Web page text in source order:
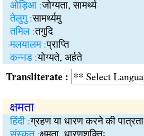
ओड़िआ :जोग्यता, सामर्थ्य
तेलुगु :सामर्थ्यमु
तमिल :तगुदि
मलयालम :प्राप्ति
कन्नड :योग्यते, अर्हते
:
क्षमता
हिंदी :ग्रहण या धारण करने की पात्रता